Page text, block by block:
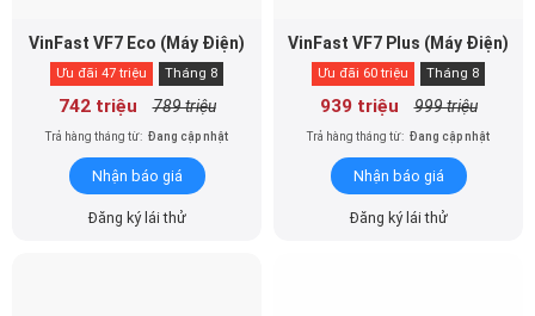
VinFast VF7 Eco (Máy Điện)
Ưu đãi 47 triệu Tháng 8
742 triệu 789 triệu
Trả hàng tháng từ: Đang cập nhật
Nhận báo giá
Đăng ký lái thử
VinFast VF7 Plus (Máy Điện)
Ưu đãi 60 triệu Tháng 8
939 triệu 999 triệu
Trả hàng tháng từ: Đang cập nhật
Nhận báo giá
Đăng ký lái thử